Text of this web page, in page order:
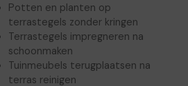
Potten en planten op
terrastegels zonder kringen
Terrastegels impregneren na
schoonmaken
Tuinmeubels terugplaatsen na
terras reinigen